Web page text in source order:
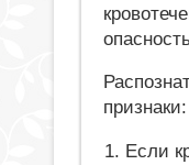
признаки:
Если